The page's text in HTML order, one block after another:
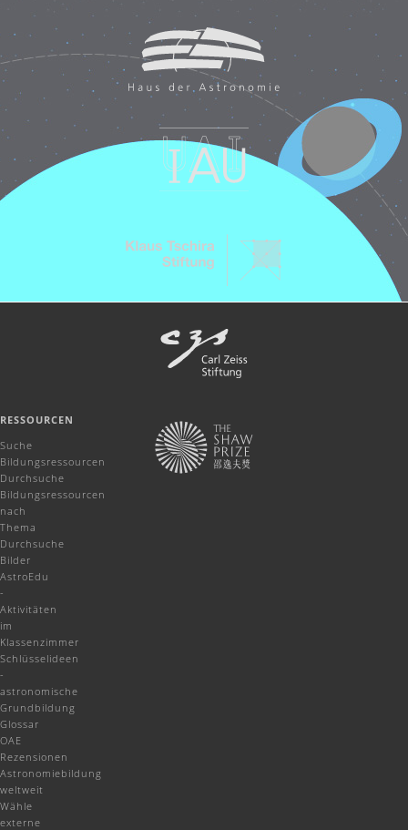
RESSOURCEN
Suche
Bildungsressourcen
Durchsuche
Bildungsressourcen
nach
Thema
Durchsuche
Bilder
AstroEdu
-
Aktivitäten
im
Klassenzimmer
Schlüsselideen
-
astronomische
Grundbildung
Glossar
OAE
Rezensionen
Astronomiebildung
weltweit
Wähle
externe